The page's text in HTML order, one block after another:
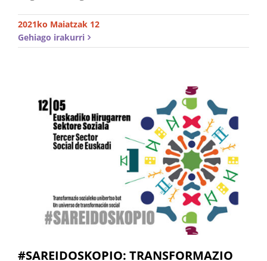
2021ko Maiatzak 12
Gehiago irakurri
#SAREIDOSKOPIO: TRANSFORMAZIO